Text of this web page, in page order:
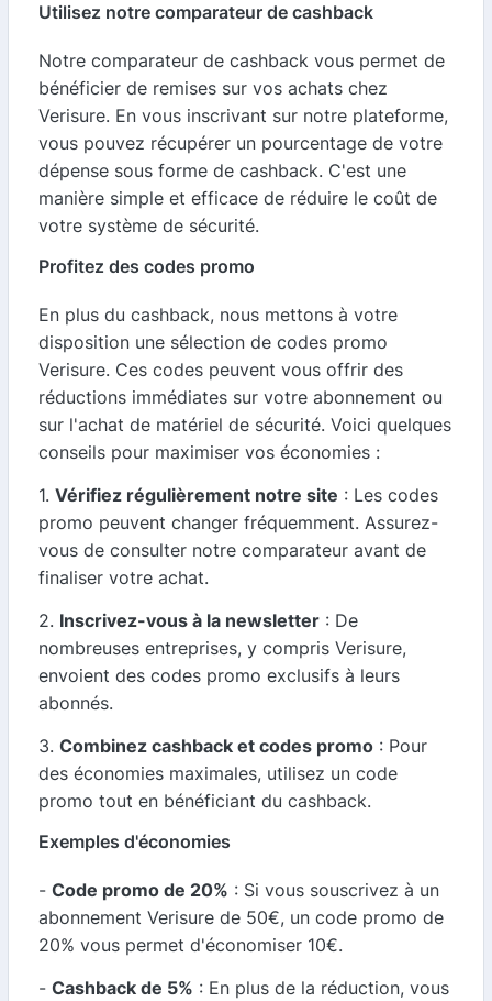
Utilisez notre comparateur de cashback
Notre comparateur de cashback vous permet de
bénéficier de remises sur vos achats chez
Verisure. En vous inscrivant sur notre plateforme,
vous pouvez récupérer un pourcentage de votre
dépense sous forme de cashback. C'est une
manière simple et efficace de réduire le coût de
votre système de sécurité.
Profitez des codes promo
En plus du cashback, nous mettons à votre
disposition une sélection de codes promo
Verisure. Ces codes peuvent vous offrir des
réductions immédiates sur votre abonnement ou
sur l'achat de matériel de sécurité. Voici quelques
conseils pour maximiser vos économies :
1. Vérifiez régulièrement notre site : Les codes
promo peuvent changer fréquemment. Assurez-
vous de consulter notre comparateur avant de
finaliser votre achat.
2. Inscrivez-vous à la newsletter : De
nombreuses entreprises, y compris Verisure,
envoient des codes promo exclusifs à leurs
abonnés.
3. Combinez cashback et codes promo : Pour
des économies maximales, utilisez un code
promo tout en bénéficiant du cashback.
Exemples d'économies
- Code promo de 20% : Si vous souscrivez à un
abonnement Verisure de 50€, un code promo de
20% vous permet d'économiser 10€.
- Cashback de 5% : En plus de la réduction, vous